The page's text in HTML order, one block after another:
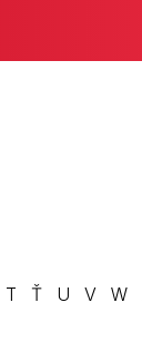
T Ť U V W